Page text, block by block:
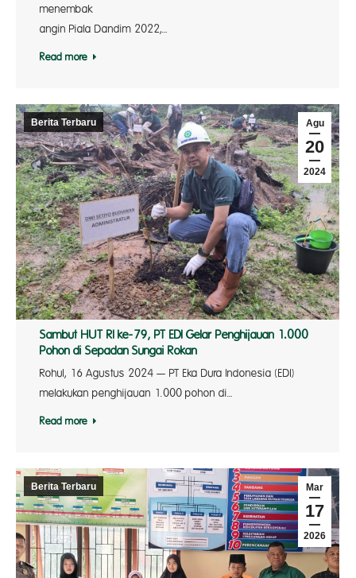
menembak
angin Piala Dandim 2022,…
Read more
Agu
20
2024
Berita Terbaru
Sambut HUT RI ke-79, PT EDI Gelar Penghijauan 1.000
Pohon di Sepadan Sungai Rokan
Rohul, 16 Agustus 2024 — PT Eka Dura Indonesia (EDI)
melakukan penghijauan 1.000 pohon di…
Read more
Mar
17
2026
Berita Terbaru